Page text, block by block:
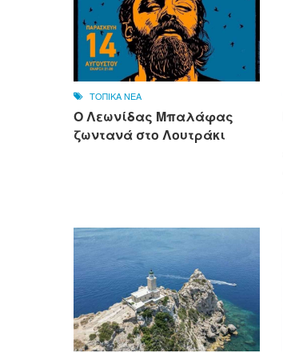
ΤΟΠΙΚΑ ΝΕΑ
Ο Λεωνίδας Μπαλάφας
ζωντανά στο Λουτράκι